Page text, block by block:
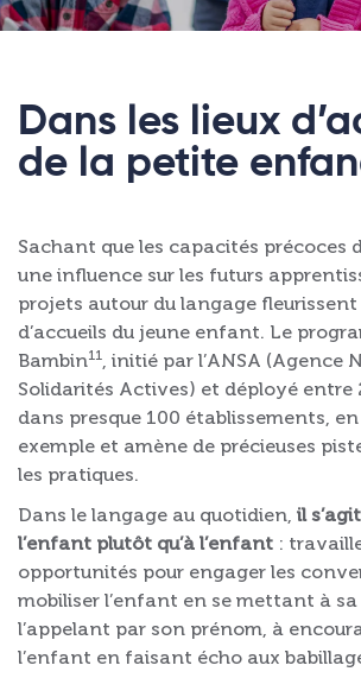
Dans les lieux
de la petite
Sachant que les capacités précoces
une influence sur les futurs
projets autour du langage fleurissent
d’accueils du jeune enfant. Le
Bambin11
, initié par l’ANSA (Agence
Solidarités Actives) et déployé entre
dans presque 100 établissements,
exemple et amène de précieuses
les pratiques.
Dans le langage au quotidien, il
l’enfant plutôt qu’à l’enfant :
opportunités pour engager les
mobiliser l’enfant en se mettant à
l’appelant par son prénom, à
l’enfant en faisant écho aux